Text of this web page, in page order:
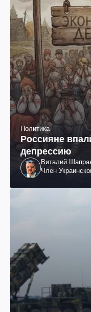
Политика
Россияне
депрессию
Виталий
Член